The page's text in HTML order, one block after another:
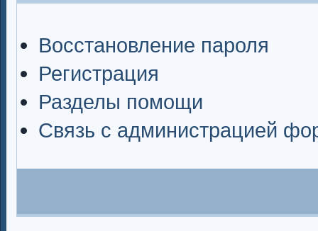
Восстановление пароля
Регистрация
Разделы помощи
Связь с администрацией